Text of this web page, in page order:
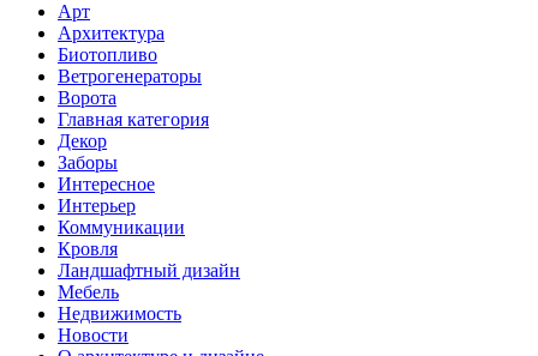
Арт
Архитектура
Биотопливо
Ветрогенераторы
Ворота
Главная категория
Декор
Заборы
Интересное
Интерьер
Коммуникации
Кровля
Ландшафтный дизайн
Мебель
Недвижимость
Новости